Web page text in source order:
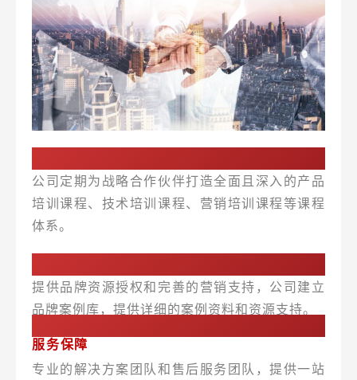
公司定期为战略合作伙伴打造全面且深入的产品
培训课程、技术培训课程、营销培训课程等课程
体系。
提供品牌资源授权和完善的营销支持，公司建立
品牌案例库，提供详细的案例资料和资源支持。
服务保障
专业的解决方案团队和售后服务团队，提供一站